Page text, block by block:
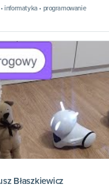
informatyka • programowanie
Błaszkiewicz